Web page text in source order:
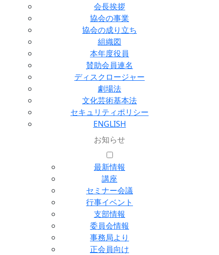
会長挨拶
協会の事業
協会の成り立ち
組織図
本年度役員
賛助会員連名
ディスクロージャー
劇場法
文化芸術基本法
セキュリティポリシー
ENGLISH
お知らせ
最新情報
講座
セミナー会議
行事イベント
支部情報
委員会情報
事務局より
正会員向け